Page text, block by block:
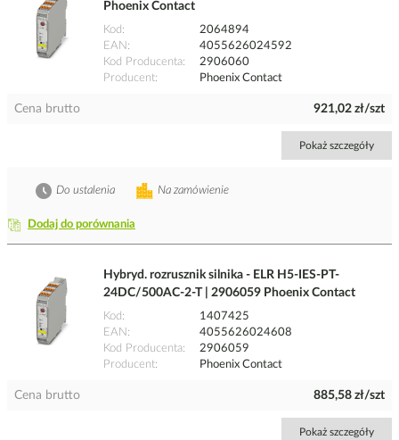
Phoenix Contact
Kod
2064894
EAN
4055626024592
Kod Producenta
2906060
Producent
Phoenix Contact
Cena brutto 921,02 zł/szt
Pokaż szczegóły
Dodaj do porównania
Na zamówienie
Do ustalenia
Hybryd. rozrusznik silnika - ELR H5-IES-PT-
24DC/500AC-2-T | 2906059 Phoenix Contact
Kod
1407425
EAN
4055626024608
Kod Producenta
2906059
Producent
Phoenix Contact
Cena brutto 885,58 zł/szt
Pokaż szczegóły